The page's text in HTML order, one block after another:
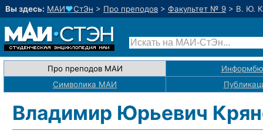
Вы здесь: МАИ♥СтЭн > Про преподов > Факультет № 9 > В. Ю.
Про преподов МАИ
Символика МАИ
Владимир Юрьевич